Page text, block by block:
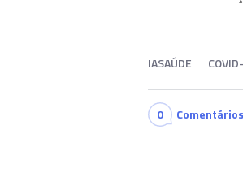
IASAÚDE
0 Comentários